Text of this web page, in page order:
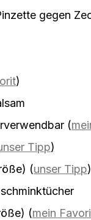
gegen
)
(
Tipp)
(unser Tipp)
(mein